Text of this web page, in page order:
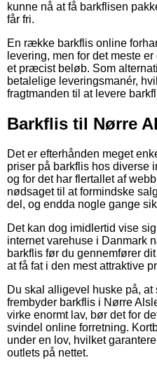
kunne nå at få barkflisen
får fri.
En række barkflis online
levering, men for det meste
et præcist beløb. Som
betalelige leveringsmanér,
fragtmanden til at levere
Barkflis til Nørre
Det er efterhånden meget
priser på barkflis hos diverse
og for det har flertallet af
nødsaget til at formindske
del, og endda nogle gange
Det kan dog imidlertid vise
internet varehuse i Danmark
barkflis før du gennemfører
at få fat i den mest attraktive
Du skal alligevel huske på,
frembyder barkflis i Nørre
virke enormt lav, bør det for
svindel online forretning.
under en lov, hvilket
outlets på nettet.